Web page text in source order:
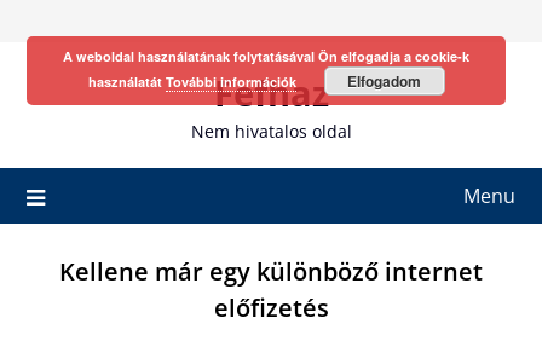
Fefhaz
Nem hivatalos oldal
Menu
Kellene már egy különböző internet
előfizetés
A weboldal használatának folytatásával Ön elfogadja a cookie-k
használatát További információk Elfogadom